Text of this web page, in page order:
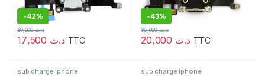
-42%
د.ت
د.ت30,000
TTC
-43%
د.ت
د.ت35,000
TTC
sub charge iphone sub charge iphone